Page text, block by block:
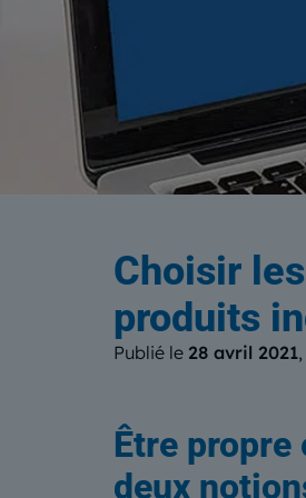
Choisir
produits
Publié le 28 avril 2021
Être
deux